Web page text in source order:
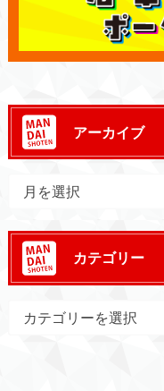
アーカイブ
カテゴリー